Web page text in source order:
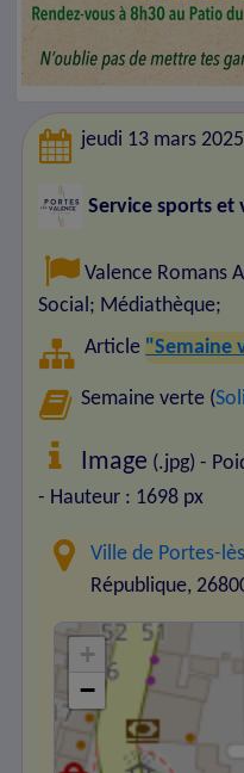
jeudi 13 mars 2025
Service sports et
Valence Romans
Social; Médiathèque;
Article "Semaine
Semaine verte (
Image (.jpg) -
- Hauteur : 1698 px
Ville de Portes-
République,
+
−